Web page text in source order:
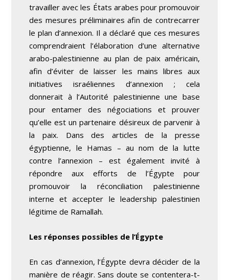
travailler avec les États arabes pour promouvoir
des mesures préliminaires afin de contrecarrer
le plan d’annexion. Il a déclaré que ces mesures
comprendraient l’élaboration d’une alternative
arabo-palestinienne au plan de paix américain,
afin d’éviter de laisser les mains libres aux
initiatives israéliennes d’annexion ; cela
donnerait à l’Autorité palestinienne une base
pour entamer des négociations et prouver
qu’elle est un partenaire désireux de parvenir à
la paix. Dans des articles de la presse
égyptienne, le Hamas – au nom de la lutte
contre l’annexion – est également invité à
répondre aux efforts de l’Égypte pour
promouvoir la réconciliation palestinienne
interne et accepter le leadership palestinien
légitime de Ramallah.
Les réponses possibles de l’Égypte
En cas d’annexion, l’Égypte devra décider de la
manière de réagir. Sans doute se contentera-t-